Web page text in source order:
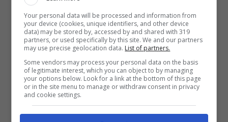
probabili formazioni
Zanetti dovrebbe schierare il consueto 4-
3-1-2. Baldanzi pronto a tornare dal 1′
dietro a Satriano e Destro. Ancora de
Winter al fianco d Luperto nonostante il
recupero di Ismajli. Gasperini in un colpo
Your personal data will be processed and information from
your device (cookies, unique identifiers, and other device
data) may be stored by, accessed by and shared with 319
partners, or used specifically by this site. We and our partners
may use precise geolocation data. List of partners.
Some vendors may process your personal data on the basis
of legitimate interest, which you can object to by managing
your options below. Look for a link at the bottom of this page
or in the site menu to manage or withdraw consent in privacy
and cookie settings.